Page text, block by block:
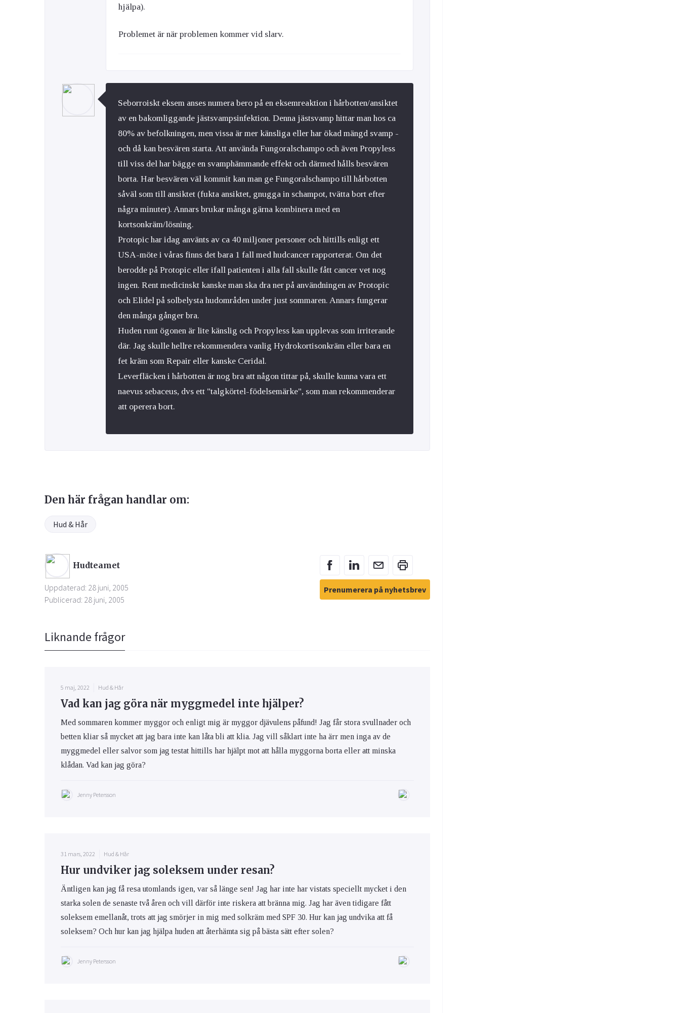
hjälpa).
Problemet är när problemen kommer vid slarv.
Seborroiskt eksem anses numera bero på en eksemreaktion i hårbotten/ansiktet
av en bakomliggande jästsvampsinfektion. Denna jästsvamp hittar man hos ca
80% av befolkningen, men vissa är mer känsliga eller har ökad mängd svamp -
och då kan besvären starta. Att använda Fungoralschampo och även Propyless
till viss del har bägge en svamphämmande effekt och därmed hålls besvären
borta. Har besvären väl kommit kan man ge Fungoralschampo till hårbotten
såväl som till ansiktet (fukta ansiktet, gnugga in schampot, tvätta bort efter
några minuter). Annars brukar många gärna kombinera med en
kortsonkräm/lösning.
Protopic har idag använts av ca 40 miljoner personer och hittills enligt ett
USA-möte i våras finns det bara 1 fall med hudcancer rapporterat. Om det
berodde på Protopic eller ifall patienten i alla fall skulle fått cancer vet nog
ingen. Rent medicinskt kanske man ska dra ner på användningen av Protopic
och Elidel på solbelysta hudområden under just sommaren. Annars fungerar
den många gånger bra.
Huden runt ögonen är lite känslig och Propyless kan upplevas som irriterande
där. Jag skulle hellre rekommendera vanlig Hydrokortisonkräm eller bara en
fet kräm som Repair eller kanske Ceridal.
Leverfläcken i hårbotten är nog bra att någon tittar på, skulle kunna vara ett
naevus sebaceus, dvs ett "talgkörtel-födelsemärke", som man rekommenderar
att operera bort.
Den här frågan handlar om:
Hud & Hår
Hudteamet
Uppdaterad: 28 juni, 2005
Publicerad: 28 juni, 2005
Prenumerera på nyhetsbrev
Liknande frågor
5 maj, 2022 Hud & Hår
Vad kan jag göra när myggmedel inte hjälper?
Med sommaren kommer myggor och enligt mig är myggor djävulens påfund! Jag får stora svullnader och
betten kliar så mycket att jag bara inte kan låta bli att klia. Jag vill såklart inte ha ärr men inga av de
myggmedel eller salvor som jag testat hittills har hjälpt mot att hålla myggorna borta eller att minska
klådan. Vad kan jag göra?
Jenny Petersson
31 mars, 2022 Hud & Hår
Hur undviker jag soleksem under resan?
Äntligen kan jag få resa utomlands igen, var så länge sen! Jag har inte har vistats speciellt mycket i den
starka solen de senaste två åren och vill därför inte riskera att bränna mig. Jag har även tidigare fått
soleksem emellanåt, trots att jag smörjer in mig med solkräm med SPF 30. Hur kan jag undvika att få
soleksem? Och hur kan jag hjälpa huden att återhämta sig på bästa sätt efter solen?
Jenny Petersson